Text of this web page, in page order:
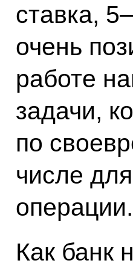
ставка,
очень
работе
задачи,
по
числе
операции.
Как банк